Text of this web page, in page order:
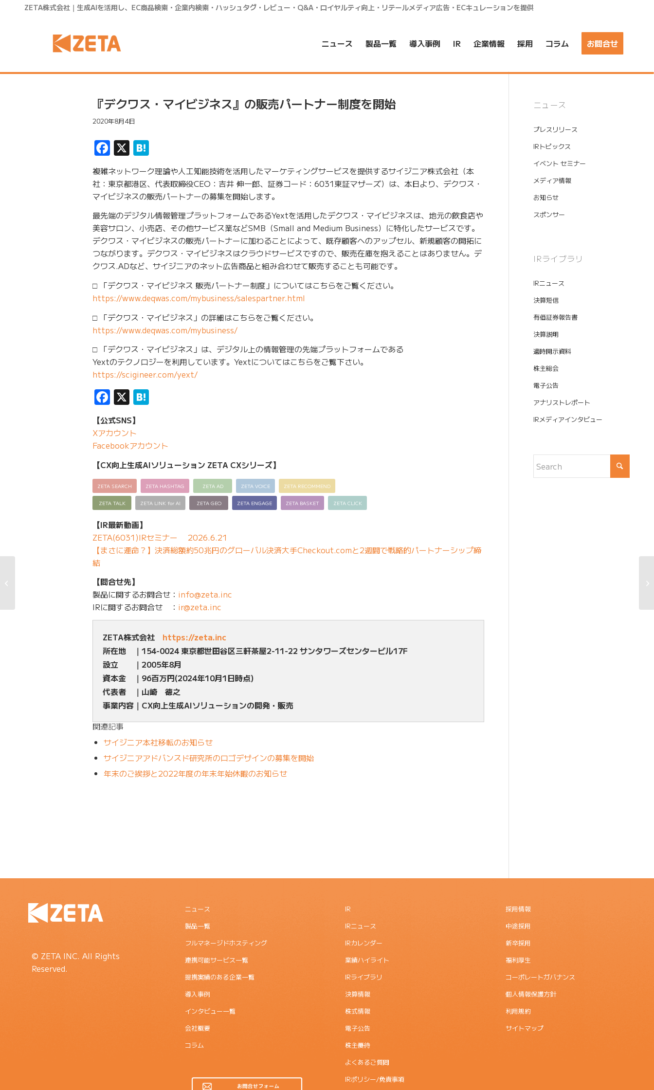
ZETA株式会社｜生成AIを活用し、EC商品検索・企業内検索・ハッシュタグ・レビュー・Q&A・ロイヤルティ向上・リテールメディア広告・ECキュレーションを提供
ニュース 製品一覧 導入事例 IR 企業情報 採用 コラム お問合せ
『デクワス・マイビジネス』の販売パートナー制度を開始
2020年8月4日
Facebook
X
複雑ネットワーク理論や人工知能技術を活用したマーケティングサービスを提供するサイジニア株式会社（本
社：東京都港区、代表取締役CEO：吉井 伸一郎、証券コード：6031東証マザーズ）は、本日より、デクワス・
マイビジネスの販売パートナーの募集を開始します。
最先端のデジタル情報管理プラットフォームであるYextを活用したデクワス・マイビジネスは、地元の飲食店や
美容サロン、小売店、その他サービス業などSMB（Small and Medium Business）に特化したサービスです。
デクワス・マイビジネスの販売パートナーに加わることによって、既存顧客へのアップセル、新規顧客の開拓に
つながります。デクワス・マイビジネスはクラウドサービスですので、販売在庫を抱えることはありません。デ
クワス.ADなど、サイジニアのネット広告商品と組み合わせて販売することも可能です。
□ 「デクワス・マイビジネス 販売パートナー制度」についてはこちらをご覧ください。
https://www.deqwas.com/mybusiness/salespartner.html
□ 「デクワス・マイビジネス」の詳細はこちらをご覧ください。
https://www.deqwas.com/mybusiness/
□ 「デクワス・マイビジネス」は、デジタル上の情報管理の先端プラットフォームである
Yextのテクノロジーを利用しています。Yextについてはこちらをご覧下さい。
https://scigineer.com/yext/
Facebook
X
【公式SNS】
Xアカウント
Facebookアカウント
【CX向上生成AIソリューション ZETA CXシリーズ】
ZETA SEARCH ZETA HASHTAG ZETA AD ZETA VOICE ZETA RECOMMEND
ZETA TALK ZETA LINK for AI ZETA GEO ZETA ENGAGE ZETA BASKET ZETA CLICK
【IR最新動画】
ZETA(6031)IRセミナー 2026.6.21
【まさに運命？】決済総額約50兆円のグローバル決済大手Checkout.comと2週間で戦略的パートナーシップ締
結
【問合せ先】
製品に関するお問合せ： info@zeta.inc
IRに関するお問合せ ： ir@zeta.inc
ZETA株式会社 https://zeta.inc
所在地 ｜154-0024 東京都世田谷区三軒茶屋2-11-22 サンタワーズセンタービル17F
設立 ｜2005年8月
資本金 ｜96百万円(2024年10月1日時点)
代表者 ｜山崎 徳之
事業内容｜CX向上生成AIソリューションの開発・販売
関連記事
サイジニア本社移転のお知らせ
サイジニアアドバンスド研究所のロゴデザインの募集を開始
年末のご挨拶と2022年度の年末年始休暇のお知らせ
ニュース
プレスリリース
IRトピックス
イベント セミナー
メディア情報
お知らせ
スポンサー
IRライブラリ
IRニュース
決算短信
有価証券報告書
決算説明
適時開示資料
株主総会
電子公告
アナリストレポート
IRメディアインタビュー
© ZETA INC. All Rights
Reserved.
ニュース
製品一覧
フルマネージドホスティング
連携可能サービス一覧
提携実績のある企業一覧
導入事例
インタビュー一覧
会社概要
コラム
IR
IRニュース
IRカレンダー
業績ハイライト
IRライブラリ
決算情報
株式情報
電子公告
株主優待
よくあるご質問
IRポリシー/免責事項
採用情報
中途採用
新卒採用
福利厚生
コーポレートガバナンス
個人情報保護方針
利用規約
サイトマップ